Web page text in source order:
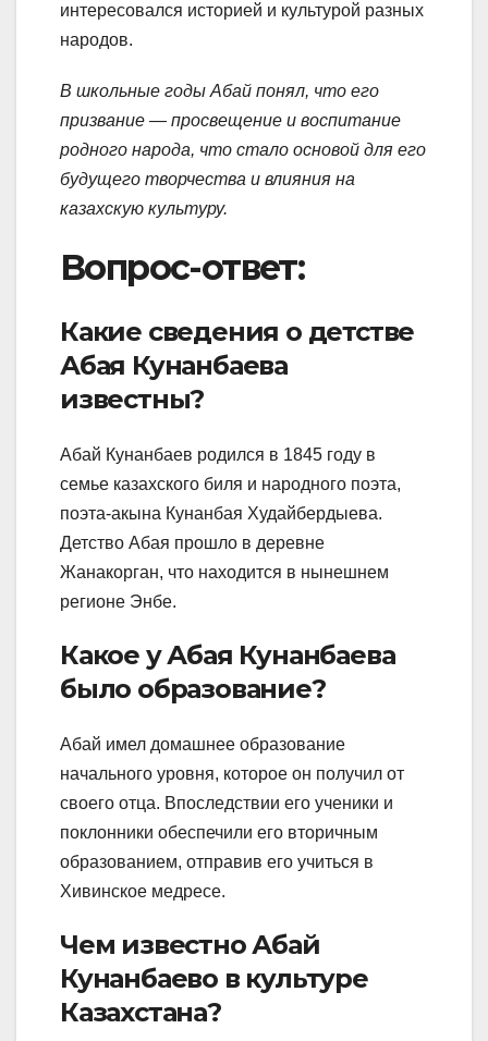
интересовался историей и культурой разных
народов.
В школьные годы Абай понял, что его
призвание — просвещение и воспитание
родного народа, что стало основой для его
будущего творчества и влияния на
казахскую культуру.
Вопрос-ответ:
Какие сведения о детстве
Абая Кунанбаева
известны?
Абай Кунанбаев родился в 1845 году в
семье казахского биля и народного поэта,
поэта-акына Кунанбая Худайбердыева.
Детство Абая прошло в деревне
Жанакорган, что находится в нынешнем
регионе Энбе.
Какое у Абая Кунанбаева
было образование?
Абай имел домашнее образование
начального уровня, которое он получил от
своего отца. Впоследствии его ученики и
поклонники обеспечили его вторичным
образованием, отправив его учиться в
Хивинское медресе.
Чем известно Абай
Кунанбаево в культуре
Казахстана?